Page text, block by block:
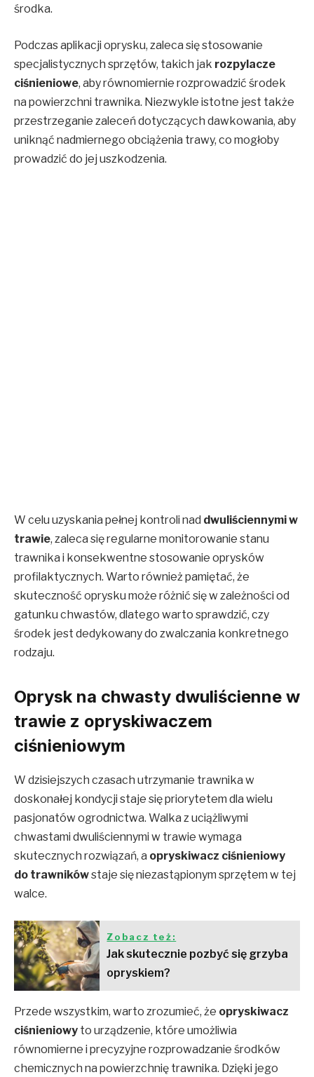
środka.
Podczas aplikacji oprysku, zaleca się stosowanie
specjalistycznych sprzętów, takich jak rozpylacze
ciśnieniowe, aby równomiernie rozprowadzić środek
na powierzchni trawnika. Niezwykle istotne jest także
przestrzeganie zaleceń dotyczących dawkowania, aby
uniknąć nadmiernego obciążenia trawy, co mogłoby
prowadzić do jej uszkodzenia.
W celu uzyskania pełnej kontroli nad dwuliściennymi w
trawie, zaleca się regularne monitorowanie stanu
trawnika i konsekwentne stosowanie oprysków
profilaktycznych. Warto również pamiętać, że
skuteczność oprysku może różnić się w zależności od
gatunku chwastów, dlatego warto sprawdzić, czy
środek jest dedykowany do zwalczania konkretnego
rodzaju.
Oprysk na chwasty dwuliścienne w
trawie z opryskiwaczem
ciśnieniowym
W dzisiejszych czasach utrzymanie trawnika w
doskonałej kondycji staje się priorytetem dla wielu
pasjonatów ogrodnictwa. Walka z uciążliwymi
chwastami dwuliściennymi w trawie wymaga
skutecznych rozwiązań, a opryskiwacz ciśnieniowy
do trawnikówstaje się niezastąpionym sprzętem w tej
walce.
Zobacz też:
Jak skutecznie pozbyć się grzyba
opryskiem?
Przede wszystkim, warto zrozumieć, że opryskiwacz
ciśnieniowy to urządzenie, które umożliwia
równomierne i precyzyjne rozprowadzanie środków
chemicznych na powierzchnię trawnika. Dzięki jego